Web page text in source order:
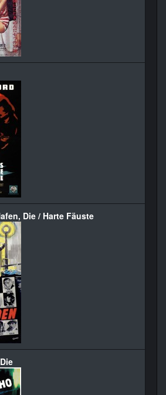
Die / Harte Fäuste